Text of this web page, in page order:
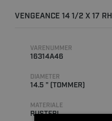
VENGEANCE 14 1/2 X 17 RH
VARENUMMER
16314A46
DIAMETER
14.5 " (TOMMER)
MATERIALE
RUSTFRI